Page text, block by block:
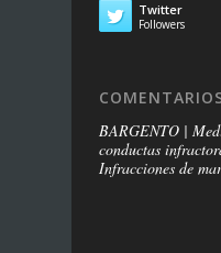
 Twitter
Followers
BARGENTO |
conductas
Infracciones de